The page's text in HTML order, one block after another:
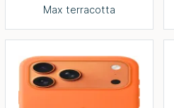
Max terracotta